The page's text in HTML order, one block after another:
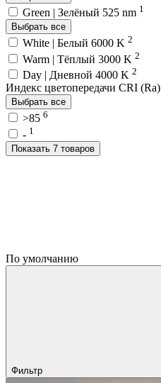
Green | Зелёный 525 nm 1
Выбрать все
White | Белый 6000 K 2
Warm | Тёплый 3000 K 2
Day | Дневной 4000 K 2
Индекс цветопередачи CRI (Ra)
Выбрать все
>85 6
- 1
Показать 7 товаров
По умолчанию
Фильтр